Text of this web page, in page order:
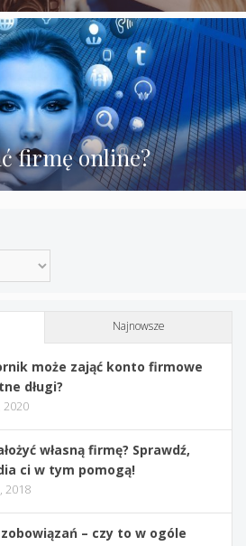
firmę online?
Najnowsze
może zająć konto firmowe
długi?
2020
własną firmę? Sprawdź,
ci w tym pomogą!
2018
– czy to w ogóle